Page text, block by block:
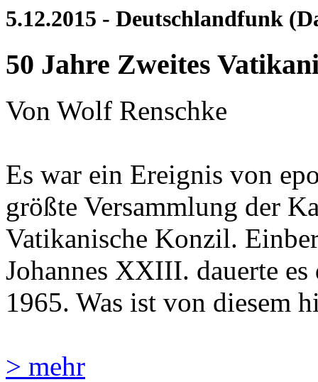
5.12.2015 - Deutschlandfunk
50 Jahre Zweites
Von Wolf Renschke
Es war ein Ereignis von
größte Versammlung der
Vatikanische Konzil.
Johannes XXIII. dauerte
1965. Was ist von diesem
> mehr